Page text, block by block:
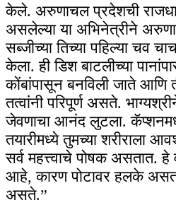
केले. अरुणाचल प्रदेशची
असलेल्या या अभिनेत्रीने
सब्जीच्या तिच्या पहिल्या चव
केला. ही डिश बाटलीच्या
कोंबांपासून बनविली जाते आणि
तत्वांनी परिपूर्ण असते.
जेवणाचा आनंद लुटला.
तयारीमध्ये तुमच्या
सर्व महत्त्वाचे पोषक असतात. हे
आहे, कारण पोटावर हलके
असते.”